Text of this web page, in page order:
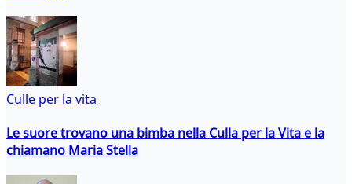
Culle per la vita
Le suore trovano una bimba nella Culla per la Vita e la
chiamano Maria Stella